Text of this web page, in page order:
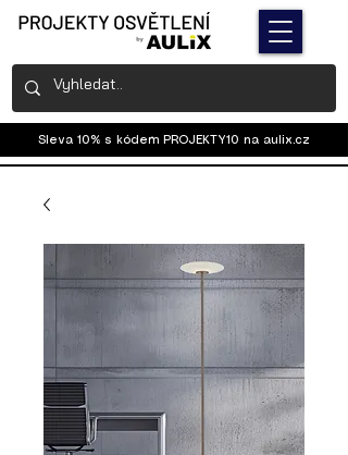
Sleva 10% s kódem PROJEKTY10 na aulix.cz